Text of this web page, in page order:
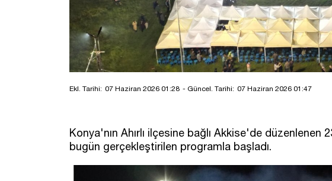
Ekl. Tarihi: 07 Haziran 2026 01:28 - Güncel. Tarihi: 07 Haziran 2026 01:47
Konya'nın Ahırlı ilçesine bağlı Akkise'de düzenlenen
bugün gerçekleştirilen programla başladı.